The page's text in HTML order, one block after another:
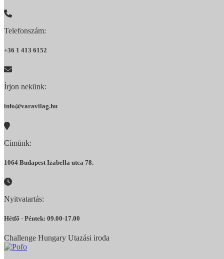
Telefonszám:
+36 1 413 6152
Írjon nekünk:
info@varavilag.hu
Címünk:
1064 Budapest Izabella utca 78.
Nyitvatartás:
Hétfő - Péntek: 09.00-17.00
Challenge Hungary Utazási iroda